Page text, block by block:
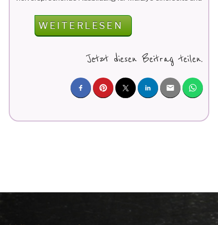
„FIVESTONES
VERMITTELT:
GLÜCKLICH
WEITERLESEN
Jetzt diesen Beitrag teilen.